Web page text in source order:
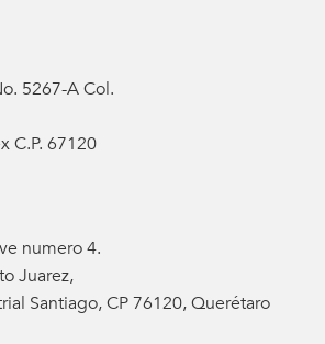
5267-A Col.
C.P. 67120
numero 4.
Juarez,
Santiago, CP 76120, Querétaro